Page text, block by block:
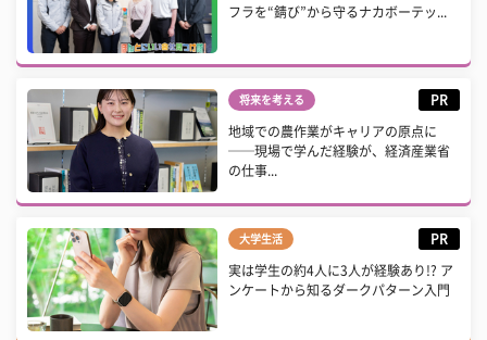
フラを“錆び”から守るナカボーテッ...
将来を考える PR
地域での農作業がキャリアの原点に
──現場で学んだ経験が、経済産業省
の仕事...
大学生活 PR
実は学生の約4人に3人が経験あり!? ア
ンケートから知るダークパターン入門